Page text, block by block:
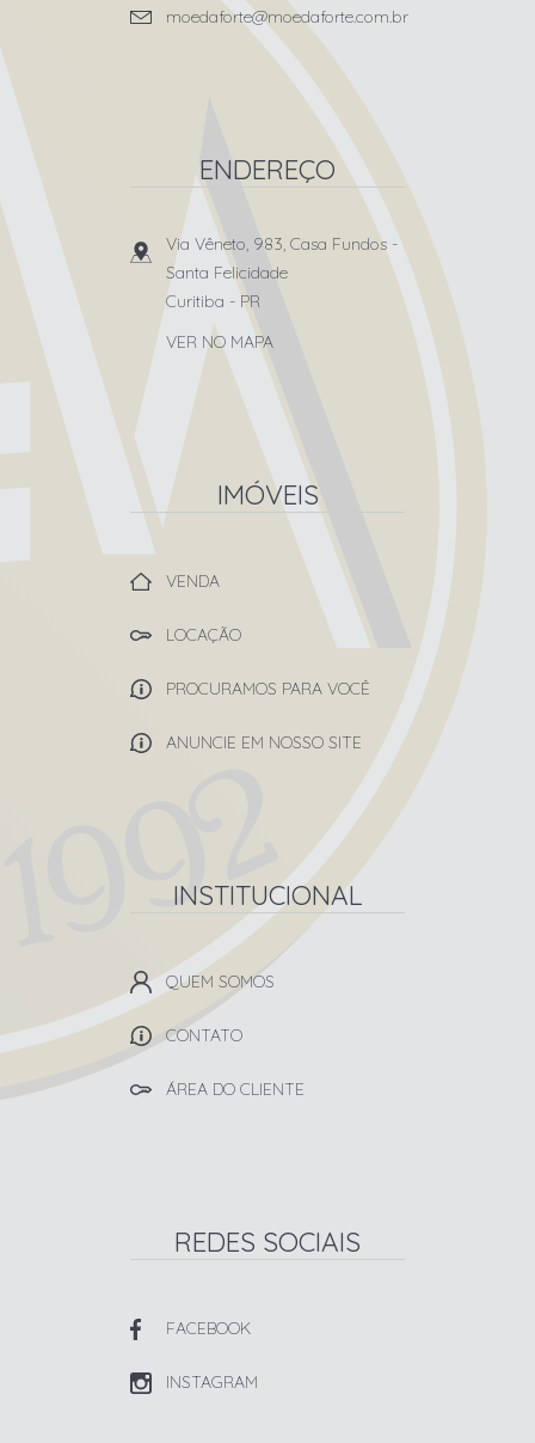
moedaforte@moedaforte.com.br
ENDEREÇO
Via Vêneto, 983, Casa Fundos -
Santa Felicidade
Curitiba - PR
VER NO MAPA
IMÓVEIS
VENDA
LOCAÇÃO
PROCURAMOS PARA VOCÊ
ANUNCIE EM NOSSO SITE
INSTITUCIONAL
QUEM SOMOS
CONTATO
ÁREA DO CLIENTE
REDES SOCIAIS
FACEBOOK
INSTAGRAM